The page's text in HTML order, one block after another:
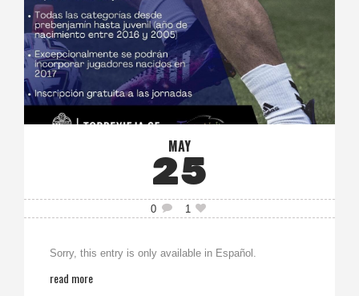
MAY
25
0 1
Sorry, this entry is only available in Español.
read more